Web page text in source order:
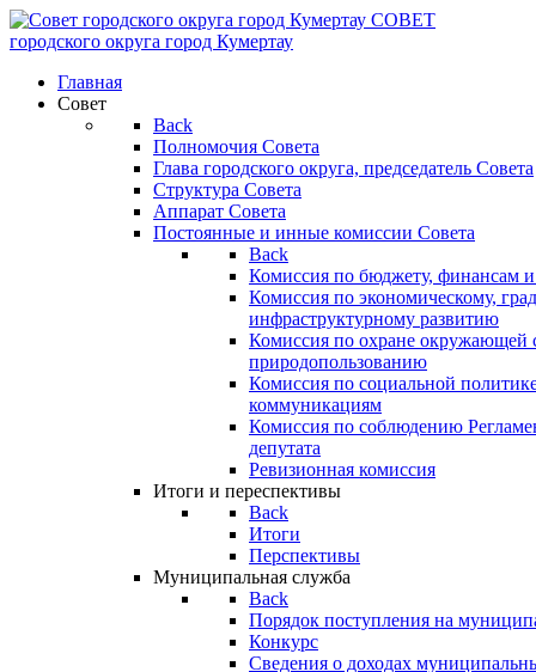
СОВЕТ
городского округа город Кумертау
Главная
Совет
Back
Полномочия Совета
Глава городского округа, председатель Совета
Структура Совета
Аппарат Совета
Постоянные и инные комиссии Совета
Back
Комиссия по бюджету, финансам и
Комиссия по экономическому,
инфраструктурному развитию
Комиссия по охране окружающей
природопользованию
Комиссия по социальной
коммуникациям
Комиссия по соблюдению
депутата
Ревизионная комиссия
Итоги и переспективы
Back
Итоги
Перспективы
Муниципальная служба
Back
Порядок поступления на
Конкурс
Сведения о доходах